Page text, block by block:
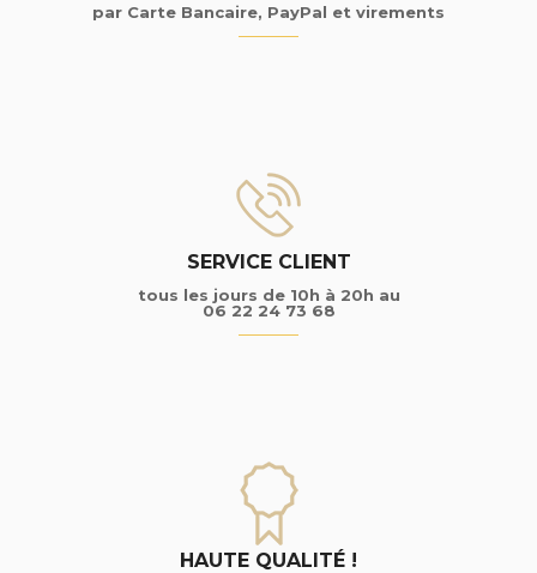
par Carte Bancaire, PayPal et virements
SERVICE CLIENT
tous les jours de 10h à 20h au
06 22 24 73 68
HAUTE QUALITÉ !